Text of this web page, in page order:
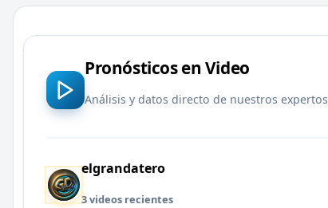
Pronósticos en Video
Análisis y datos directo de nuestros expertos
elgrandatero
3 videos recientes